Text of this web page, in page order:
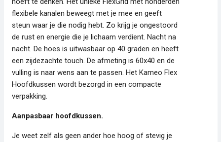
flexibele kanalen beweegt met je mee en geeft
steun waar je die nodig hebt. Zo krijg je ongestoord
de rust en energie die je lichaam verdient. Nacht na
nacht. De hoes is uitwasbaar op 40 graden en heeft
een zijdezachte touch. De afmeting is 60x40 en de
vulling is naar wens aan te passen. Het Kameo Flex
Hoofdkussen wordt bezorgd in een compacte
verpakking.
Aanpasbaar hoofdkussen.
Je weet zelf als geen ander hoe hoog of stevig je